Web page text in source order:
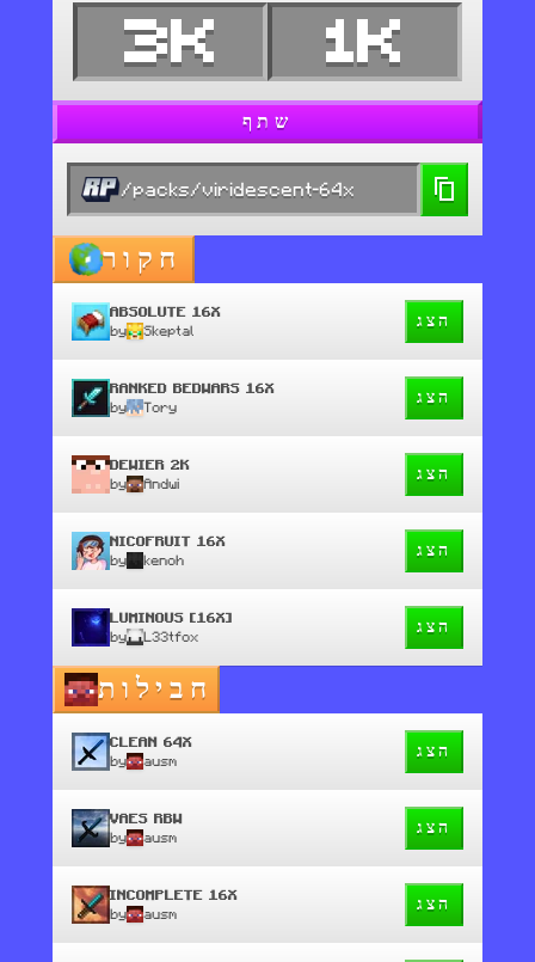
3K 1K
שתף
/packs/viridescent-64x
חקור
ABSOLUTE 16X
by Skeptal
הצג
RANKED BEDWARS 16X
by Tory
הצג
DEWIER 2K
by Andwi
הצג
NICOFRUIT 16X
by kenoh
הצג
LUMINOUS [16X]
by L33tfox
הצג
חבילות
CLEAN 64X
by ausm
הצג
VAES RBW
by ausm
הצג
INCOMPLETE 16X
by ausm
הצג